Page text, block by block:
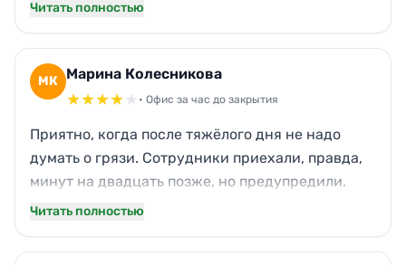
открывали. Очень выручили, деловой подход,
без суеты.
Читать полностью
МК Марина Колесникова
★★★★★ • Офис за час до закрытия
Приятно, когда после тяжёлого дня не надо
думать о грязи. Сотрудники приехали, правда,
минут на двадцать позже, но предупредили.
Убрали тщательно: полы до скрипа, вынесли
Читать полностью